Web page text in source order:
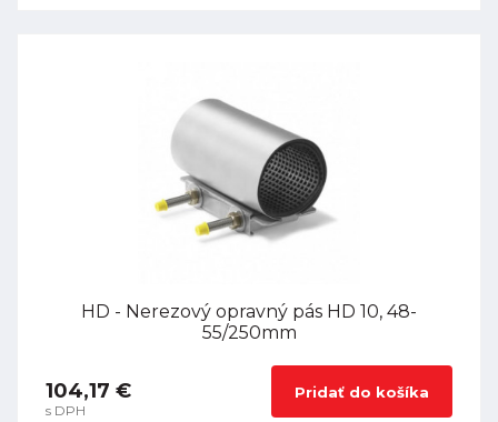
HD - Nerezový opravný pás HD 10, 48-
55/250mm
104,17 €
s DPH
Pridať do košíka